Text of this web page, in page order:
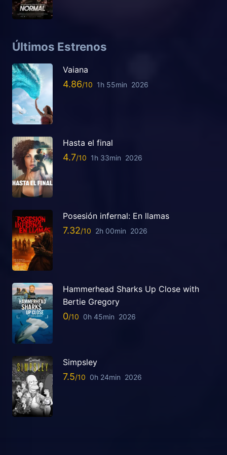
Últimos Estrenos
Vaiana
4.86 1h 55min 2026
Hasta el final
4.7 1h 33min 2026
Posesión infernal: En llamas
7.32 2h 00min 2026
Hammerhead Sharks Up Close with
Bertie Gregory
0 0h 45min 2026
Simpsley
7.5 0h 24min 2026